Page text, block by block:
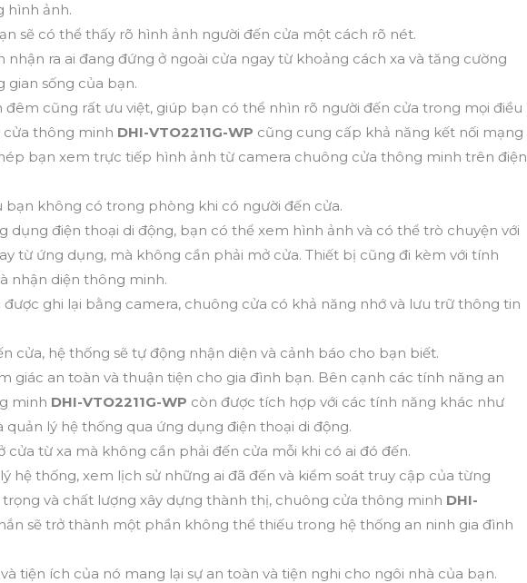
hình ảnh.
sẽ có thể thấy rõ hình ảnh người đến cửa một cách rõ nét.
ra ai đang đứng ở ngoài cửa ngay từ khoảng cách xa và tăng cường
sống của bạn.
cũng rất ưu việt, giúp bạn có thể nhìn rõ người đến cửa trong mọi điều
cửa thông minh DHI-VTO2211G-WP cũng cung cấp khả năng kết nối mạng
bạn xem trực tiếp hình ảnh từ camera chuông cửa thông minh trên điện
bạn không có trong phòng khi có người đến cửa.
dụng điện thoại di động, bạn có thể xem hình ảnh và có thể trò chuyện với
từ ứng dụng, mà không cần phải mở cửa. Thiết bị cũng đi kèm với tính
nhận diện thông minh.
được ghi lại bằng camera, chuông cửa có khả năng nhớ và lưu trữ thông tin
cửa, hệ thống sẽ tự động nhận diện và cảnh báo cho bạn biết.
giác an toàn và thuận tiện cho gia đình bạn. Bên cạnh các tính năng an
minh DHI-VTO2211G-WP còn được tích hợp với các tính năng khác như
quản lý hệ thống qua ứng dụng điện thoại di động.
cửa từ xa mà không cần phải đến cửa mỗi khi có ai đó đến.
hệ thống, xem lịch sử những ai đã đến và kiểm soát truy cập của từng
trọng và chất lượng xây dựng thành thị, chuông cửa thông minh DHI-
sẽ trở thành một phần không thể thiếu trong hệ thống an ninh gia đình
tiện ích của nó mang lại sự an toàn và tiện nghi cho ngôi nhà của bạn.